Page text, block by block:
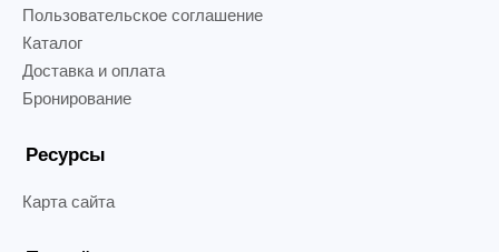
Пользовательское соглашение
Каталог
Доставка и оплата
Бронирование
Ресурсы
Карта сайта